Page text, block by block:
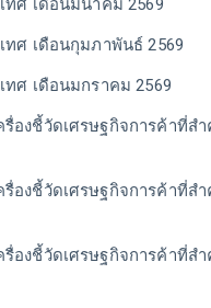
ทศ เดือนมีนาคม 2569
ทศ เดือนกุมภาพันธ์ 2569
ทศ เดือนมกราคม 2569
องชี้วัดเศรษฐกิจการค้าที่ส
องชี้วัดเศรษฐกิจการค้าที่ส
องชี้วัดเศรษฐกิจการค้าที่ส